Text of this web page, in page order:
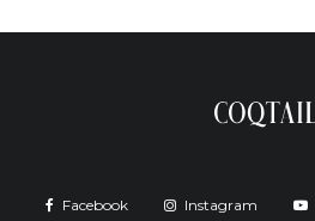
Facebook Instagram